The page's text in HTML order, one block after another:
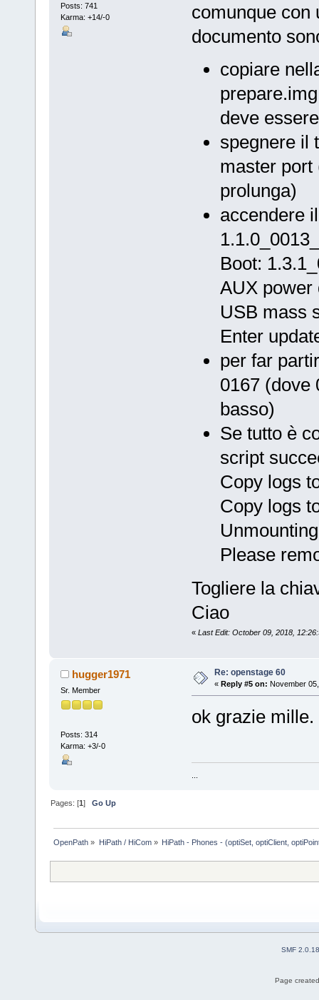
Posts: 741
Karma: +14/-0
comunque con
documento
copiare
deve
spegnere il
master port
prolunga)
accendere
Boot:
AUX power
USB mass
Enter
per far
0167 (dove
basso)
Se tutto è
script
Copy logs
Copy logs
Please
Togliere la
Ciao
« Last Edit: October 09, 2018,
hugger1971
Sr. Member
Posts: 314
Karma: +3/-0
Re: openstage 60
« Reply #5 on: November
ok grazie mille.
...
Pages: [1]Go Up
OpenPath » HiPath / HiCom» HiPath - Phones - (optiSet, optiClient,
SMF 2.0.18
Page